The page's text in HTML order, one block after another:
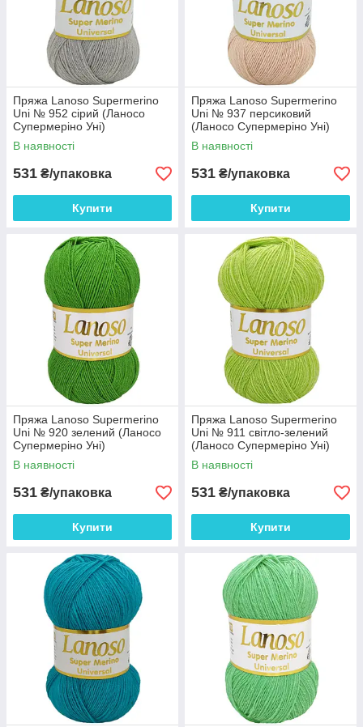
Пряжа Lanoso Supermerino
Uni № 952 сірий (Ланосо
Супермеріно Уні)
В наявності
531 ₴/упаковка
Купити
Пряжа Lanoso Supermerino
Uni № 937 персиковий
(Ланосо Супермеріно Уні)
В наявності
531 ₴/упаковка
Купити
Пряжа Lanoso Supermerino
Uni № 920 зелений (Ланосо
Супермеріно Уні)
В наявності
531 ₴/упаковка
Купити
Пряжа Lanoso Supermerino
Uni № 911 світло-зелений
(Ланосо Супермеріно Уні)
В наявності
531 ₴/упаковка
Купити